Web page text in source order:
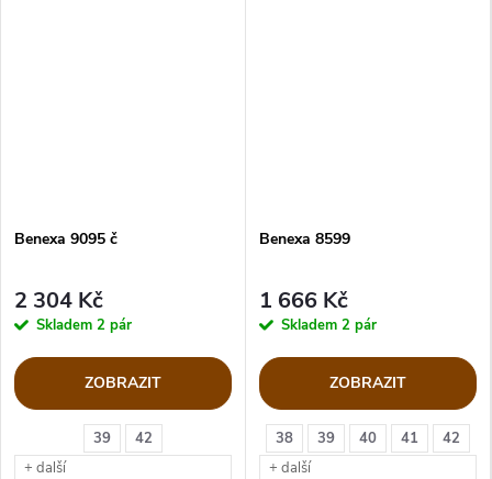
39
42
+ další
Benexa 9095 č
2 304 Kč
Skladem 2 pár
ZOBRAZIT
38 39 40 41
42
+ další
Benexa 8599
1 666 Kč
Skladem 2 pár
ZOBRAZIT